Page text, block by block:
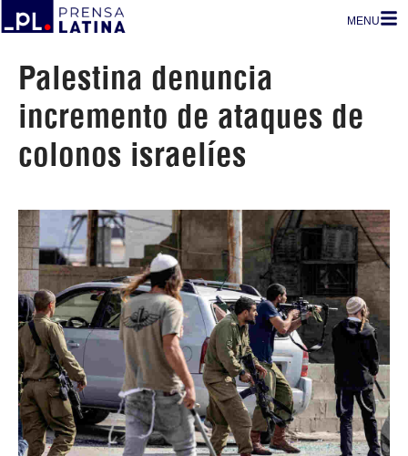
MENU
Palestina denuncia
incremento de ataques de
colonos israelíes